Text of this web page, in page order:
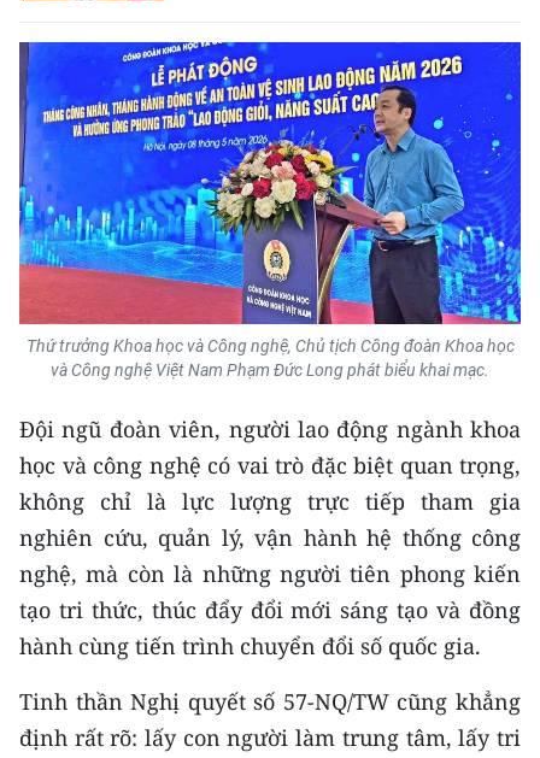
Media Văn hóa
Media Xã hội
Media Pháp luật
Media Du lịch
Media Thế giới
Media Thể thao
Media Giáo dục
Media Y tế
Media Khoa học - Công nghệ
Media Môi trường
Ảnh
Infographic
TIN MỚI
Thứ trưởng Khoa học và Công nghệ, Chủ tịch Công đoàn Khoa học
và Công nghệ Việt Nam Phạm Đức Long phát biểu khai mạc.
Đội ngũ đoàn viên, người lao động ngành khoa
học và công nghệ có vai trò đặc biệt quan trọng,
không chỉ là lực lượng trực tiếp tham gia
nghiên cứu, quản lý, vận hành hệ thống công
nghệ, mà còn là những người tiên phong kiến
tạo tri thức, thúc đẩy đổi mới sáng tạo và đồng
hành cùng tiến trình chuyển đổi số quốc gia.
Tinh thần Nghị quyết số 57-NQ/TW cũng khẳng
định rất rõ: lấy con người làm trung tâm, lấy tri